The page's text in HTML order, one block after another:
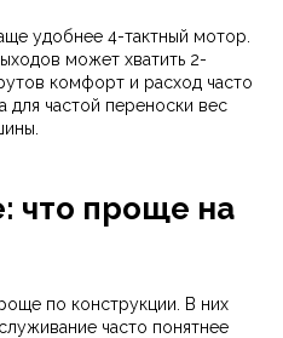
удобнее 4-тактный мотор.
может хватить 2-
комфорт и расход часто
для частой переноски вес
что проще на
по конструкции. В них
часто понятнее